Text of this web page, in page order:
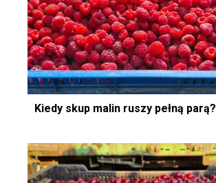
Kiedy skup malin ruszy pełną parą?